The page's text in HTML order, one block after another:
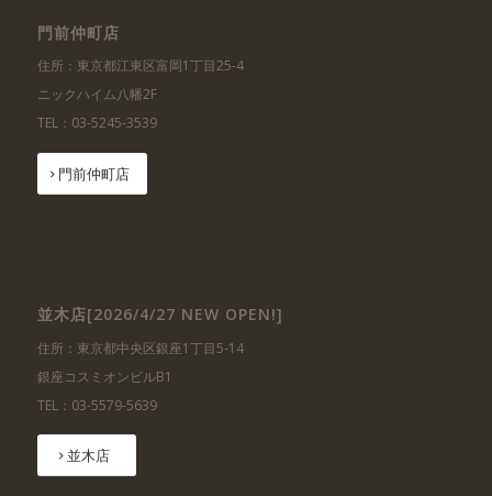
門前仲町店
住所：東京都江東区富岡1丁目25-4
ニックハイム八幡2F
TEL：03-5245-3539
門前仲町店
並木店[2026/4/27 NEW OPEN!]
住所：東京都中央区銀座1丁目5-14
銀座コスミオンビルB1
TEL：03-5579-5639
並木店